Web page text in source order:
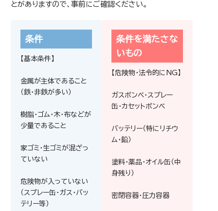
務用エアコン内機 給湯器
とがありますので、事前にご確認ください。
条件
【基本条件】
金属が主体であること
（鉄・非鉄が多い）
樹脂・ゴム・木・布などが
少量であること
家ゴミ・生ゴミが混ざっ
ていない
危険物が入っていない
（スプレー缶・ガス・バッ
テリー等）
条件を満たさな
いもの
【危険物・法令的にNG】
ガスボンベ・スプレー
缶・カセットボンベ
バッテリー（特にリチウ
ム・鉛）
塗料・薬品・オイル缶（中
身残り）
密閉容器・圧力容器